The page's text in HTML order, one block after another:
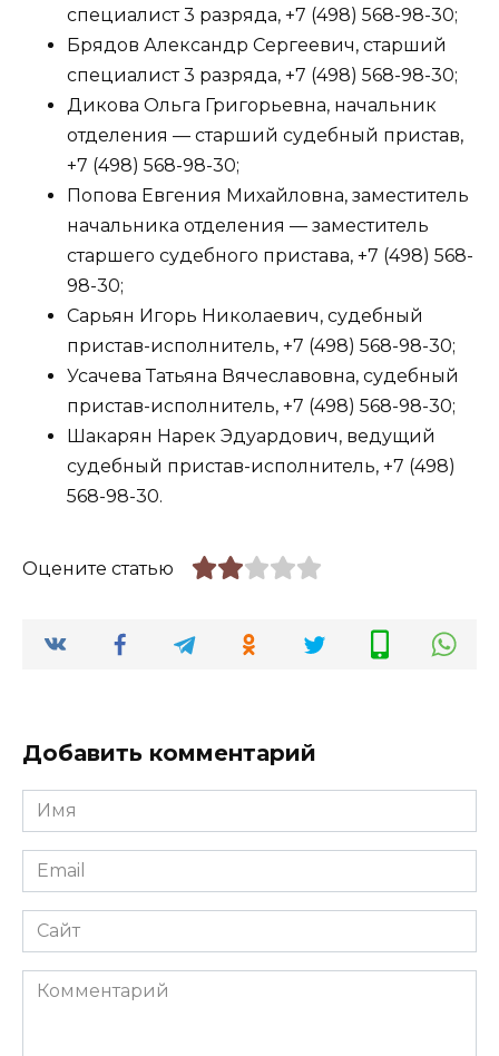
специалист 3 разряда, +7 (498) 568-98-30;
Брядов Александр Сергеевич, старший
специалист 3 разряда, +7 (498) 568-98-30;
Дикова Ольга Григорьевна, начальник
отделения — старший судебный пристав,
+7 (498) 568-98-30;
Попова Евгения Михайловна, заместитель
начальника отделения — заместитель
старшего судебного пристава, +7 (498) 568-
98-30;
Сарьян Игорь Николаевич, судебный
пристав-исполнитель, +7 (498) 568-98-30;
Усачева Татьяна Вячеславовна, судебный
пристав-исполнитель, +7 (498) 568-98-30;
Шакарян Нарек Эдуардович, ведущий
судебный пристав-исполнитель, +7 (498)
568-98-30.
Оцените статью
Добавить комментарий
Имя
*
Email
*
Сайт
Комментарий